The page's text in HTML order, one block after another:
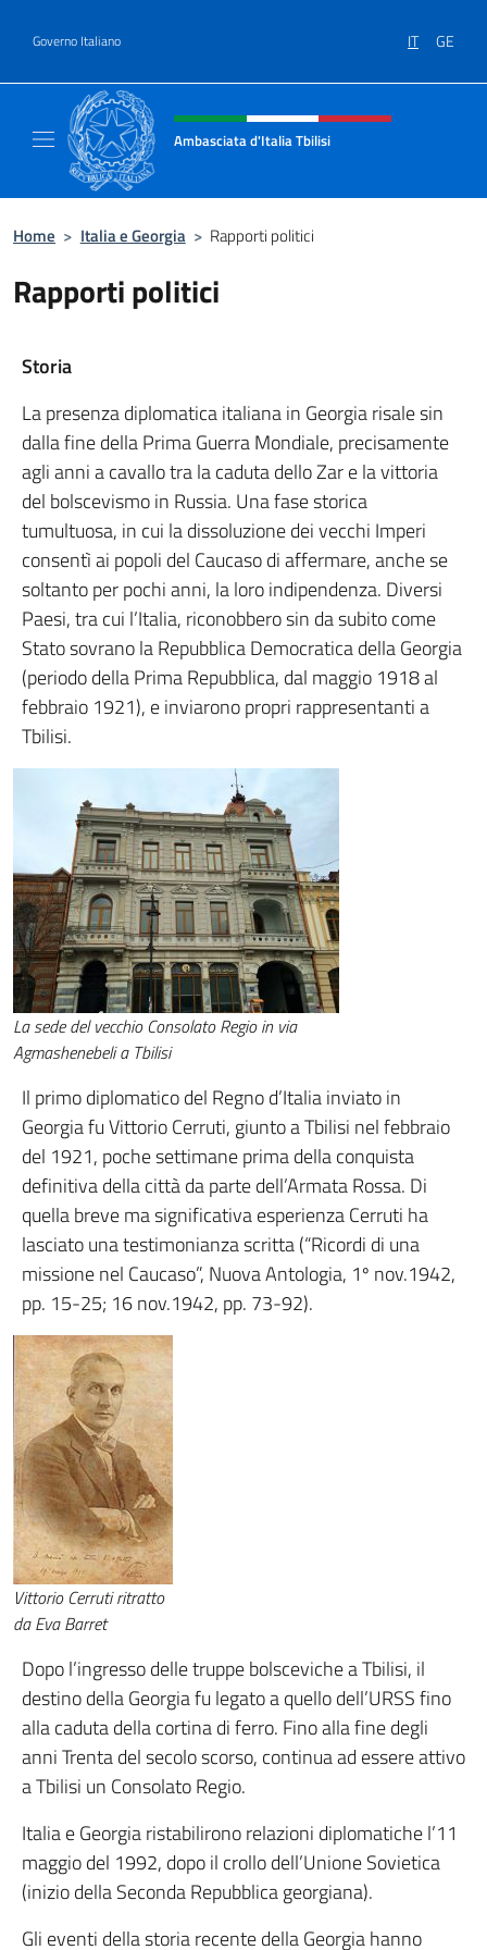
Governo Italiano IT GE
Intestazione sito, social e menù
Ambasciata d'Italia Tbilisi
Home > Italia e Georgia > Rapporti politici
Rapporti politici
Storia
La presenza diplomatica italiana in Georgia risale sin
dalla fine della Prima Guerra Mondiale, precisamente
agli anni a cavallo tra la caduta dello Zar e la vittoria
del bolscevismo in Russia. Una fase storica
tumultuosa, in cui la dissoluzione dei vecchi Imperi
consentì ai popoli del Caucaso di affermare, anche se
soltanto per pochi anni, la loro indipendenza. Diversi
Paesi, tra cui l’Italia, riconobbero sin da subito come
Stato sovrano la Repubblica Democratica della Georgia
(periodo della Prima Repubblica, dal maggio 1918 al
febbraio 1921), e inviarono propri rappresentanti a
Tbilisi.
La sede del vecchio Consolato Regio in via
Agmashenebeli a Tbilisi
Il primo diplomatico del Regno d’Italia inviato in
Georgia fu Vittorio Cerruti, giunto a Tbilisi nel febbraio
del 1921, poche settimane prima della conquista
definitiva della città da parte dell’Armata Rossa. Di
quella breve ma significativa esperienza Cerruti ha
lasciato una testimonianza scritta (“Ricordi di una
missione nel Caucaso”, Nuova Antologia, 1º nov.1942,
pp. 15-25; 16 nov.1942, pp. 73-92).
Vittorio Cerruti ritratto
da Eva Barret
Dopo l’ingresso delle truppe bolsceviche a Tbilisi, il
destino della Georgia fu legato a quello dell’URSS fino
alla caduta della cortina di ferro. Fino alla fine degli
anni Trenta del secolo scorso, continua ad essere attivo
a Tbilisi un Consolato Regio.
Italia e Georgia ristabilirono relazioni diplomatiche l’11
maggio del 1992, dopo il crollo dell’Unione Sovietica
(inizio della Seconda Repubblica georgiana).
Gli eventi della storia recente della Georgia hanno